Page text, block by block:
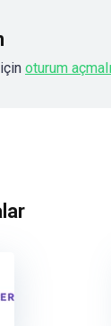
oturum